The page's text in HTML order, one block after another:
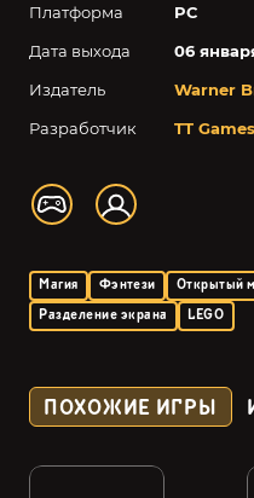
Платформа
PC
Дата выхода
06
Издатель
Warner
Разработчик
TT Games
Магия Фэнтези Открытый
Разделение экрана
LEGO
ПОХОЖИЕ ИГРЫ